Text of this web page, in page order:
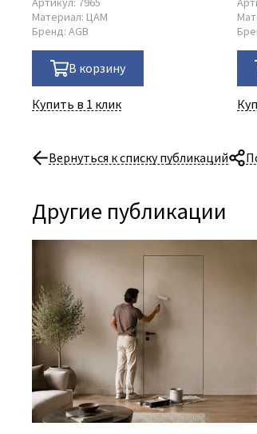
Материал: ЦАМ
Бренд: AGB
В корзину
Купить в 1 клик
Вернуться к списку публикаций
Другие публикации
06 Августа 2026